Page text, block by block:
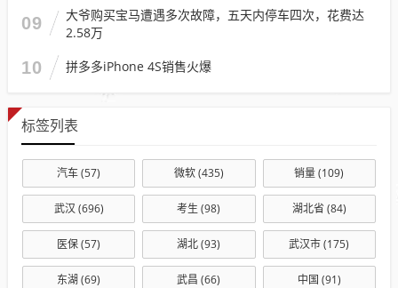
09
大爷购买宝马遭遇多次故障，五天内停车四次，花费达
2.58万
10 拼多多iPhone 4S销售火爆
标签列表
汽车(57) 微软(435) 销量(109)
武汉 (696) 考生 (98) 湖北省 (84)
医保(57) 湖北(93) 武汉市(175)
东湖 (69) 武昌 (66) 中国 (91)